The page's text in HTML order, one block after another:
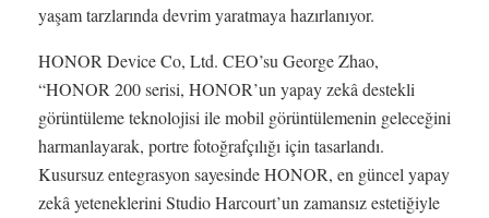
yaşam tarzlarında devrim yaratmaya hazırlanıyor.
HONOR Device Co, Ltd. CEO’su George Zhao,
“HONOR 200 serisi, HONOR’un yapay zekâ destekli
görüntüleme teknolojisi ile mobil görüntülemenin geleceğini
harmanlayarak, portre fotoğrafçılığı için tasarlandı.
Kusursuz entegrasyon sayesinde HONOR, en güncel yapay
zekâ yeteneklerini Studio Harcourt’un zamansız estetiğiyle